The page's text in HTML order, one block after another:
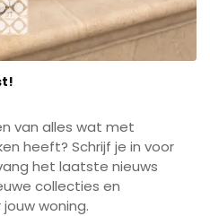
van alles wat met
heeft? Schrijf je in voor
het laatste nieuws
collecties en
woning.